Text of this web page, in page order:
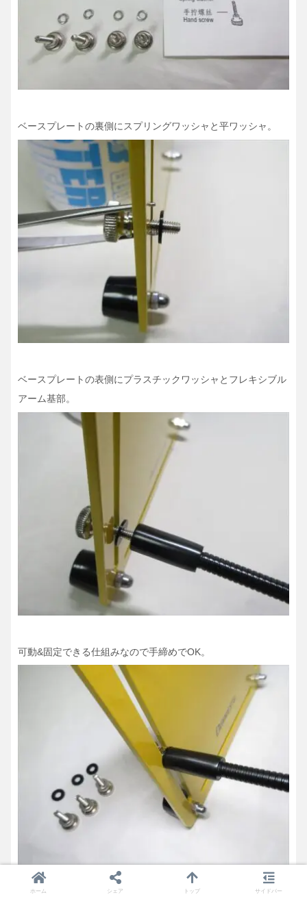
ベースプレートの裏側にスプリングワッシャと平ワッシャ。
ベースプレートの表側にプラスチックワッシャとフレキシブル
アーム基部。
可動&固定できる仕組みなので手締めでOK。
ホーム シェア トップ サイドバー